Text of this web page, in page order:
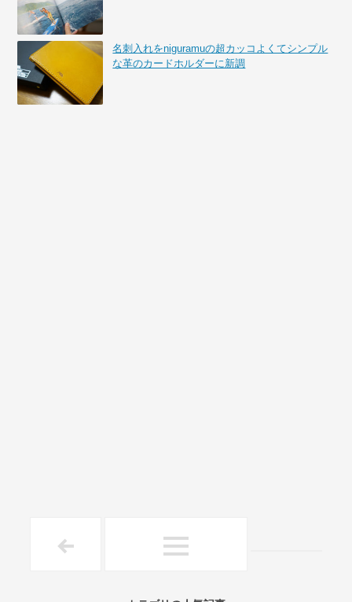
名刺入れをniguramuの超カッコよくてシンプル
な革のカードホルダーに新調